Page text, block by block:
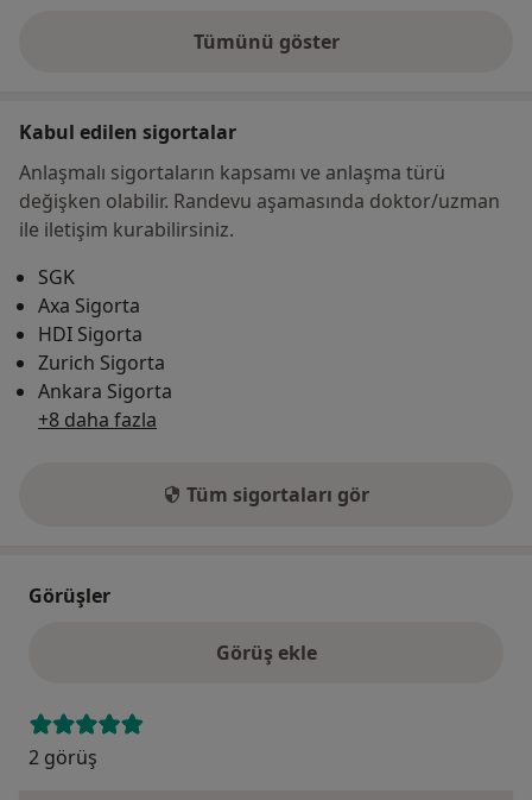
Tümünü göster
adres hakkında
Kabul edilen sigortalar
Anlaşmalı sigortaların kapsamı ve anlaşma türü
değişken olabilir. Randevu aşamasında doktor/uzman
ile iletişim kurabilirsiniz.
SGK
Axa Sigorta
HDI Sigorta
Zurich Sigorta
Ankara Sigorta
+8 daha fazla
Tüm sigortaları gör
Görüşler
Görüş ekle
2 görüş